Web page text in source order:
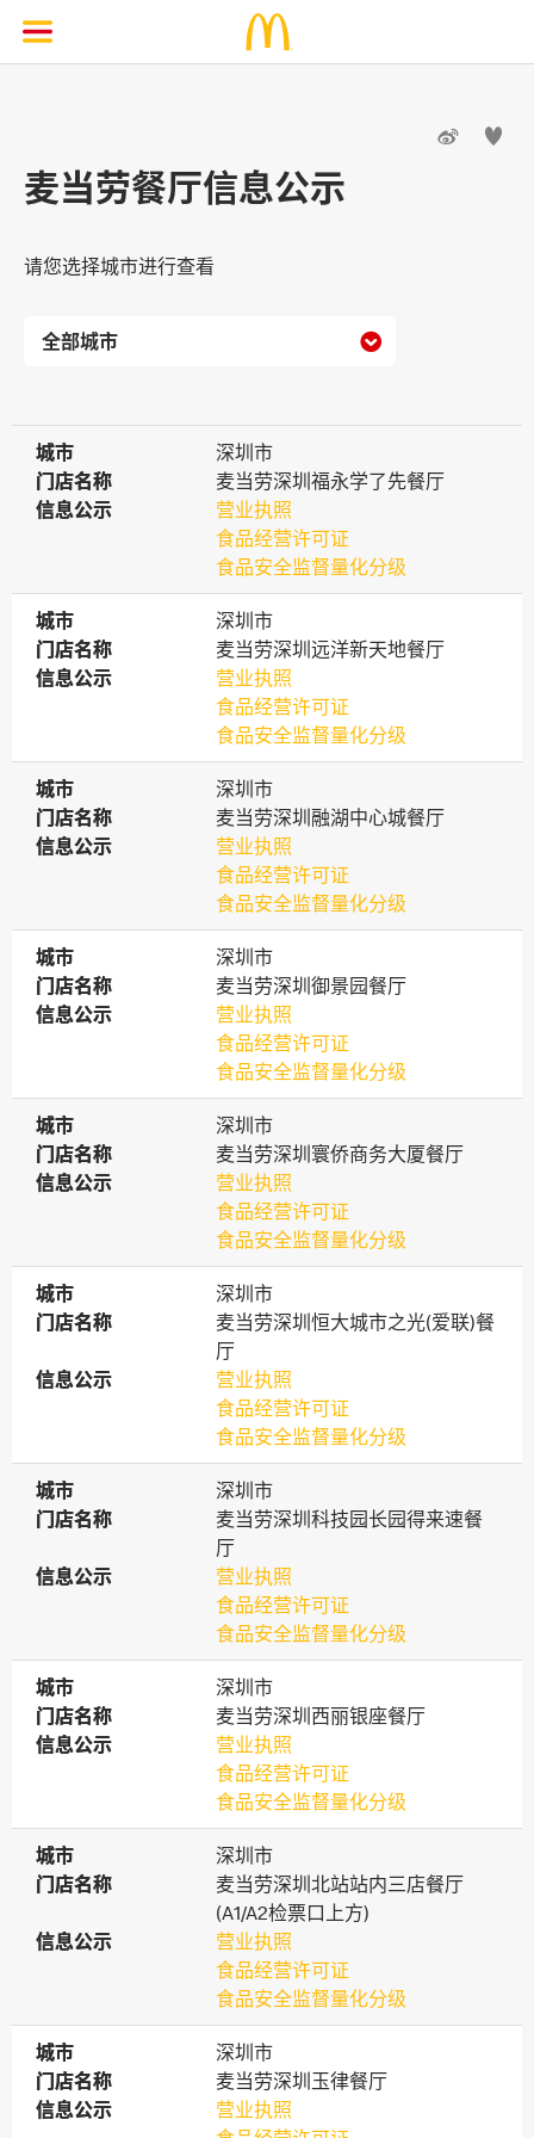
 
麦当劳餐厅信息公示
请您选择城市进行查看

城市
城市
深圳市
门店名称
门店名称
麦当劳深圳福永学了先餐厅
信息公示
信息公示
营业执照
食品经营许可证
食品安全监督量化分级
城市
城市
深圳市
门店名称
门店名称
麦当劳深圳远洋新天地餐厅
信息公示
信息公示
营业执照
食品经营许可证
食品安全监督量化分级
城市
城市
深圳市
门店名称
门店名称
麦当劳深圳融湖中心城餐厅
信息公示
信息公示
营业执照
食品经营许可证
食品安全监督量化分级
城市
城市
深圳市
门店名称
门店名称
麦当劳深圳御景园餐厅
信息公示
信息公示
营业执照
食品经营许可证
食品安全监督量化分级
城市
城市
深圳市
门店名称
门店名称
麦当劳深圳寰侨商务大厦餐厅
信息公示
信息公示
营业执照
食品经营许可证
食品安全监督量化分级
城市
城市
深圳市
门店名称
门店名称
麦当劳深圳恒大城市之光(爱联)餐
厅
信息公示
信息公示
营业执照
食品经营许可证
食品安全监督量化分级
城市
城市
深圳市
门店名称
门店名称
麦当劳深圳科技园长园得来速餐
厅
信息公示
信息公示
营业执照
食品经营许可证
食品安全监督量化分级
城市
城市
深圳市
门店名称
门店名称
麦当劳深圳西丽银座餐厅
信息公示
信息公示
营业执照
食品经营许可证
食品安全监督量化分级
城市
城市
深圳市
门店名称
门店名称
麦当劳深圳北站站内三店餐厅
(A1/A2检票口上方)
信息公示
信息公示
营业执照
食品经营许可证
食品安全监督量化分级
城市
城市
深圳市
门店名称
门店名称
麦当劳深圳玉律餐厅
信息公示
信息公示
营业执照